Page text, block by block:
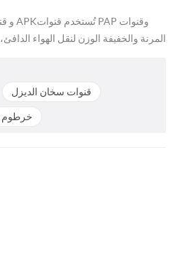
السفن، والمنازل المتنقلة،
الصناعية. ينتمي كلا المنتجين إلى
قنوات سخان الديزل
خرطوم